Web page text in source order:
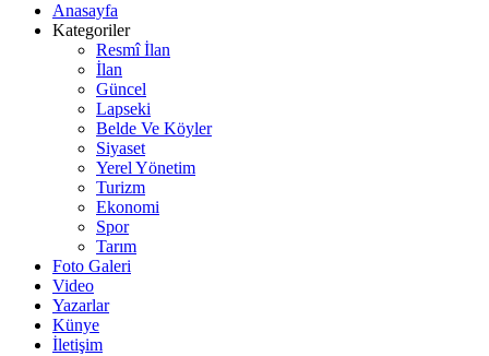
Anasayfa
Kategoriler
Resmî İlan
İlan
Güncel
Lapseki
Belde Ve Köyler
Siyaset
Yerel Yönetim
Turizm
Ekonomi
Spor
Tarım
Foto Galeri
Video
Yazarlar
Künye
İletişim